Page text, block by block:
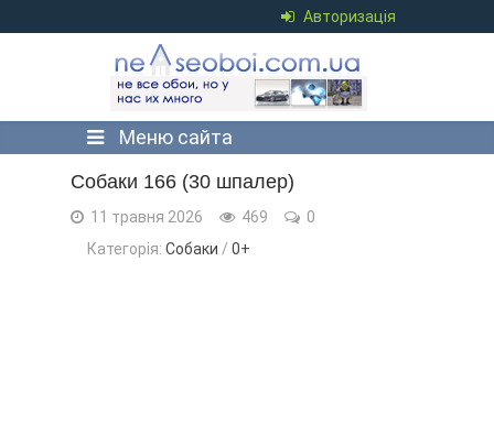
Авторизація
Меню сайта
Собаки 166 (30 шпалер)
11 травня 2026 469
0
Категорія: Собаки / 0+